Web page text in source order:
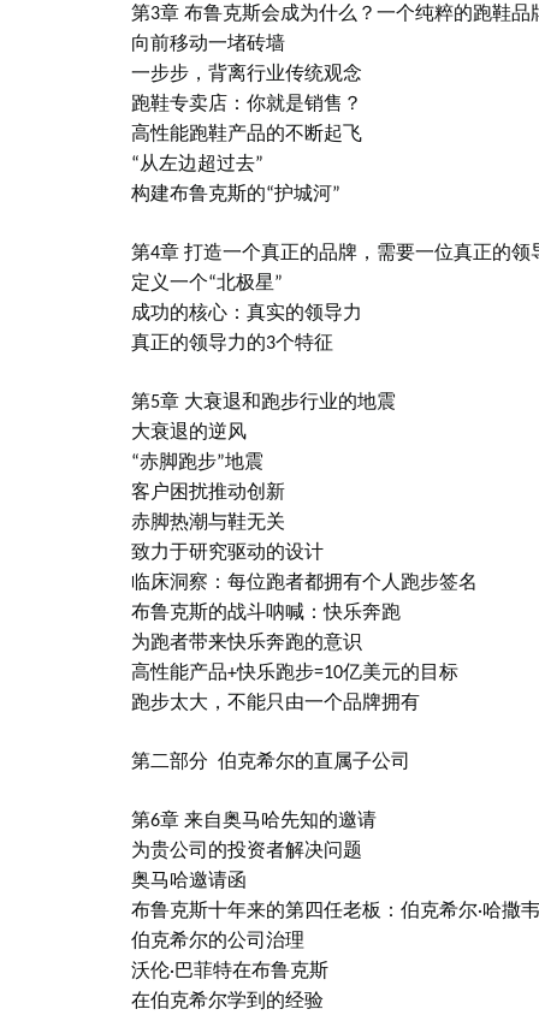
第3章 布鲁克斯会成为什么？一个纯粹的跑鞋品
向前移动一堵砖墙
一步步，背离行业传统观念
跑鞋专卖店：你就是销售？
高性能跑鞋产品的不断起飞
“从左边超过去”
构建布鲁克斯的“护城河”
第4章 打造一个真正的品牌，需要一位真正的领
定义一个“北极星”
成功的核心：真实的领导力
真正的领导力的3个特征
第5章 大衰退和跑步行业的地震
大衰退的逆风
“赤脚跑步”地震
客户困扰推动创新
赤脚热潮与鞋无关
致力于研究驱动的设计
临床洞察：每位跑者都拥有个人跑步签名
布鲁克斯的战斗呐喊：快乐奔跑
为跑者带来快乐奔跑的意识
高性能产品+快乐跑步=10亿美元的目标
跑步太大，不能只由一个品牌拥有
第二部分 伯克希尔的直属子公司
第6章 来自奥马哈先知的邀请
为贵公司的投资者解决问题
奥马哈邀请函
布鲁克斯十年来的第四任老板：伯克希尔·哈撒韦
伯克希尔的公司治理
沃伦·巴菲特在布鲁克斯
在伯克希尔学到的经验